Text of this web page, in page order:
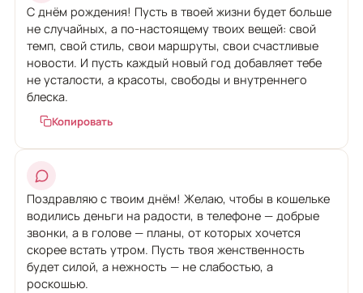
С днём рождения! Пусть в твоей жизни будет больше
не случайных, а по-настоящему твоих вещей: свой
темп, свой стиль, свои маршруты, свои счастливые
новости. И пусть каждый новый год добавляет тебе
не усталости, а красоты, свободы и внутреннего
блеска.
Копировать
Поздравляю с твоим днём! Желаю, чтобы в кошельке
водились деньги на радости, в телефоне — добрые
звонки, а в голове — планы, от которых хочется
скорее встать утром. Пусть твоя женственность
будет силой, а нежность — не слабостью, а
роскошью.